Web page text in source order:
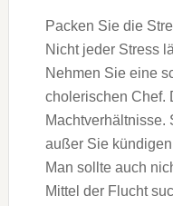
Packen Sie die
Nicht jeder Stress
Nehmen Sie eine
cholerischen Chef.
Machtverhältnisse.
außer Sie
Man sollte auch
Mittel der Flucht